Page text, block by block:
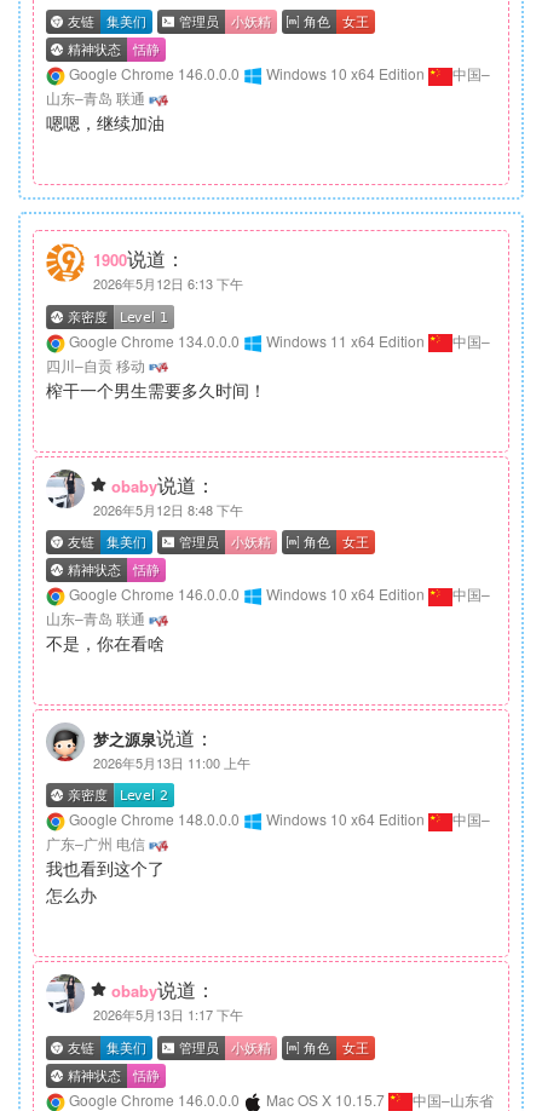
Google Chrome 146.0.0.0 Windows 10 x64 Edition
中国–
山东–青岛 联通
嗯嗯，继续加油
1900说道：
2026年5月12日 6:13 下午
Google Chrome 134.0.0.0 Windows 11 x64 Edition
中国–
四川–自贡 移动
榨干一个男生需要多久时间！
obaby说道：
2026年5月12日 8:48 下午
Google Chrome 146.0.0.0 Windows 10 x64 Edition
中国–
山东–青岛 联通
不是，你在看啥
梦之源泉说道：
2026年5月13日 11:00 上午
Google Chrome 148.0.0.0 Windows 10 x64 Edition
中国–
广东–广州 电信
我也看到这个了
怎么办
obaby说道：
2026年5月13日 1:17 下午
Google Chrome 146.0.0.0 Mac OS X 10.15.7
中国–山东省